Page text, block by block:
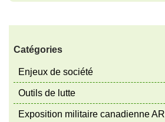
Catégories
Enjeux de société
Outils de lutte
Exposition militaire canadienne